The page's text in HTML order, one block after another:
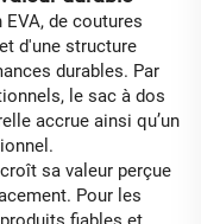
de coutures
d'une structure
durables. Par
le sac à dos
accrue ainsi qu’un
sa valeur perçue
Pour les